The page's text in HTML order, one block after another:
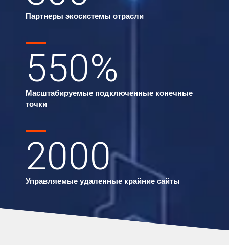
Партнеры экосистемы отрасли
550%
Масштабируемые подключенные конечные
точки
2000
Управляемые удаленные крайние сайты